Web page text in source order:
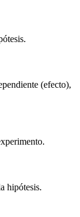
(efecto),
hipótesis.